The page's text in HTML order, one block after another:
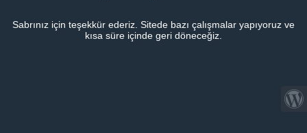
Sabrınız için teşekkür ederiz. Sitede bazı çalışmalar yapıyoruz ve
kısa süre içinde geri döneceğiz.